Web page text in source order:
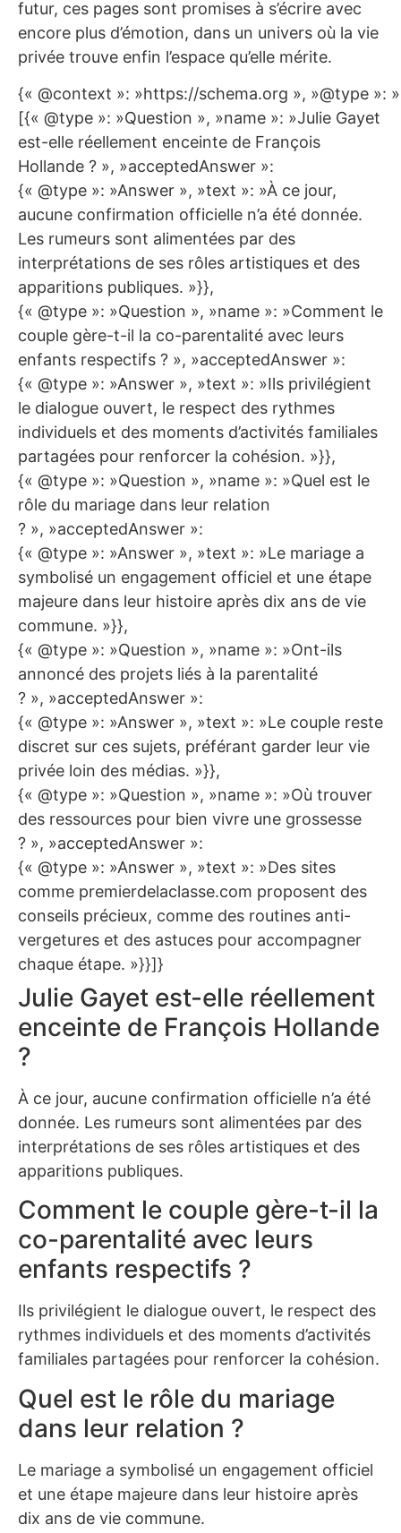
futur, ces pages sont promises à s’écrire avec
encore plus d’émotion, dans un univers où la vie
privée trouve enfin l’espace qu’elle mérite.
{« @context »: »https://schema.org », »@type »:
[{« @type »: »Question », »name »: »Julie Gayet
est-elle réellement enceinte de François
Hollande ? », »acceptedAnswer »:
{« @type »: »Answer », »text »: »À ce jour,
aucune confirmation officielle n’a été donnée.
Les rumeurs sont alimentées par des
interprétations de ses rôles artistiques et des
apparitions publiques. »}},
{« @type »: »Question », »name »: »Comment le
couple gère-t-il la co-parentalité avec leurs
enfants respectifs ? », »acceptedAnswer »:
{« @type »: »Answer », »text »: »Ils privilégient
le dialogue ouvert, le respect des rythmes
individuels et des moments d’activités familiales
partagées pour renforcer la cohésion. »}},
{« @type »: »Question », »name »: »Quel est le
rôle du mariage dans leur relation
? », »acceptedAnswer »:
{« @type »: »Answer », »text »: »Le mariage a
symbolisé un engagement officiel et une étape
majeure dans leur histoire après dix ans de vie
commune. »}},
{« @type »: »Question », »name »: »Ont-ils
annoncé des projets liés à la parentalité
? », »acceptedAnswer »:
{« @type »: »Answer », »text »: »Le couple reste
discret sur ces sujets, préférant garder leur vie
privée loin des médias. »}},
{« @type »: »Question », »name »: »Où trouver
des ressources pour bien vivre une grossesse
? », »acceptedAnswer »:
{« @type »: »Answer », »text »: »Des sites
comme premierdelaclasse.com proposent des
conseils précieux, comme des routines anti-
vergetures et des astuces pour accompagner
chaque étape. »}}]}
Julie Gayet est-elle réellement
enceinte de François Hollande
?
À ce jour, aucune confirmation officielle n’a été
donnée. Les rumeurs sont alimentées par des
interprétations de ses rôles artistiques et des
apparitions publiques.
Comment le couple gère-t-il la
co-parentalité avec leurs
enfants respectifs ?
Ils privilégient le dialogue ouvert, le respect des
rythmes individuels et des moments d’activités
familiales partagées pour renforcer la cohésion.
Quel est le rôle du mariage
dans leur relation ?
Le mariage a symbolisé un engagement officiel
et une étape majeure dans leur histoire après
dix ans de vie commune.